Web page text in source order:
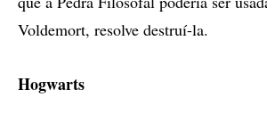
Voldemort, resolve destruí-la.
Hogwarts